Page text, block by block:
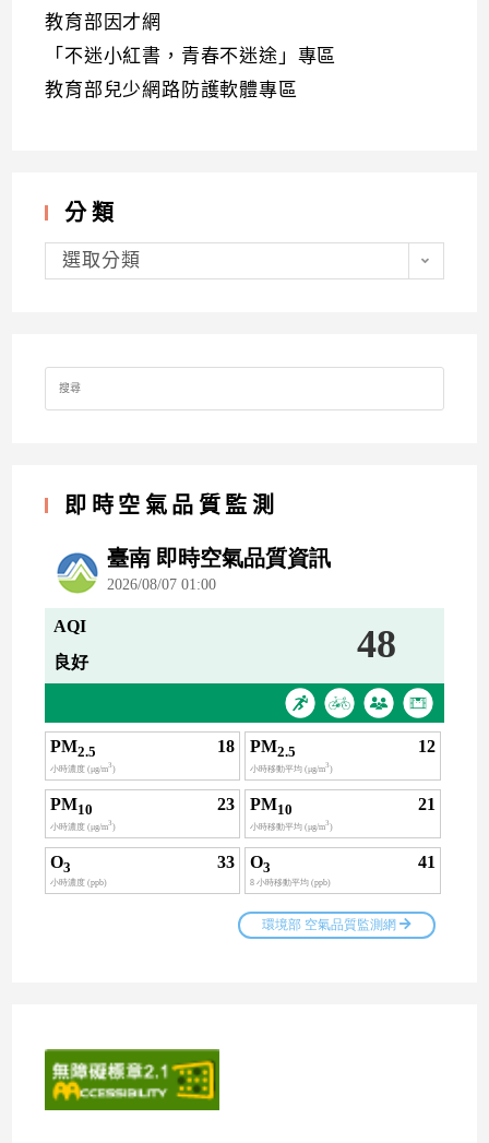
教育部因才網
「不迷小紅書，青春不迷途」專區
教育部兒少網路防護軟體專區
分類
分
類選取分類
Search
for:
即時空氣品質監測